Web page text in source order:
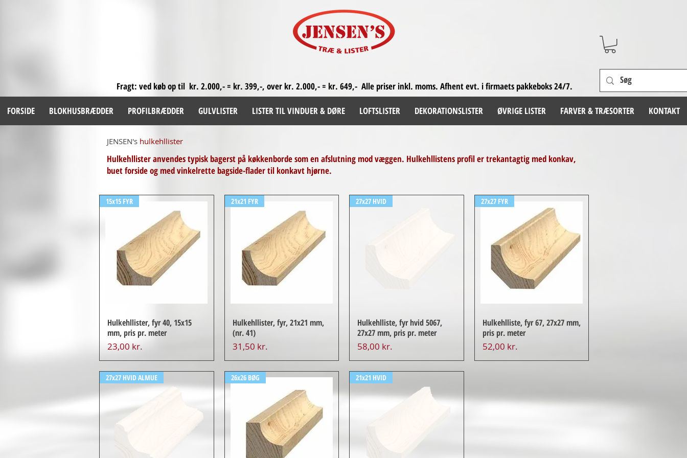
Fragt: ved køb op til kr. 2.000,- = kr. 399,-, over kr. 2.000,- = kr. 649,- Alle priser inkl. moms. Afhent evt. i firmaets pakkeboks 24/7.
FORSIDE BLOKHUSBRÆDDER PROFILBRÆDDER GULVLISTER LISTER TIL VINDUER & DØRE LOFTSLISTER DEKORATIONSLISTER ØVRIGE LISTER FARVER & TRÆSORTER KONTAKT
JENSEN's hulkehllister
Hulkehllister anvendes typisk bagerst på køkkenborde som en afslutning mod væggen. Hulkehllistens profil er trekantagtig med konkav,
buet forside og med vinkelrette bagside-flader til konkavt hjørne.
15x15 FYR
Hulkehllister, fyr 40, 15x15
mm, pris pr. meter
Pris
23,00 kr.
21x21 FYR
Hulkehllister, fyr, 21x21 mm,
(nr. 41)
Pris
31,50 kr.
27x27 HVID
Hulkehlliste, fyr hvid 5067,
27x27 mm, pris pr. meter
Pris
58,00 kr.
27x27 FYR
Hulkehlliste, fyr 67, 27x27 mm,
pris pr. meter
Pris
52,00 kr.
27x27 HVID ALMUE 26x26 BØG 21x21 HVID